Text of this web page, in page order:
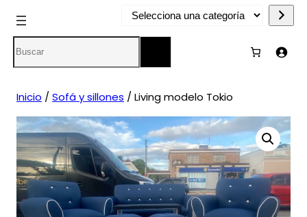
Selecciona
Inicio /Sofá y sillones / Living modelo Tokio